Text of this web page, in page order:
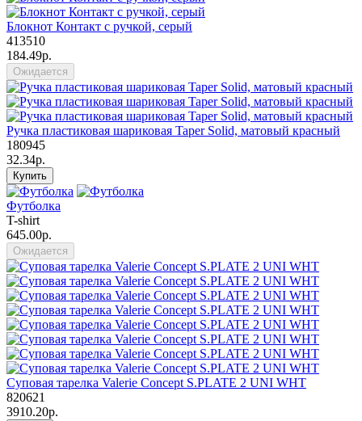
Блокнот Контакт с ручкой, серый
413510
184.49р.
Ожидается
Ручка пластиковая шариковая Taper Solid, матовый красный
180945
32.34р.
Купить
Футболка
T-shirt
645.00р.
Ожидается
Суповая тарелка Valerie Concept S.PLATE 2 UNI WHT
820621
3910.20р.